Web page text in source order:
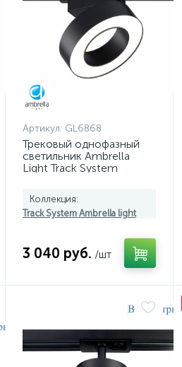
Артикул: GL6868
Трековый однофазный
светильник Ambrella
Light Track System
Коллекция:
Track System Ambrella light
3 040 руб. /шт